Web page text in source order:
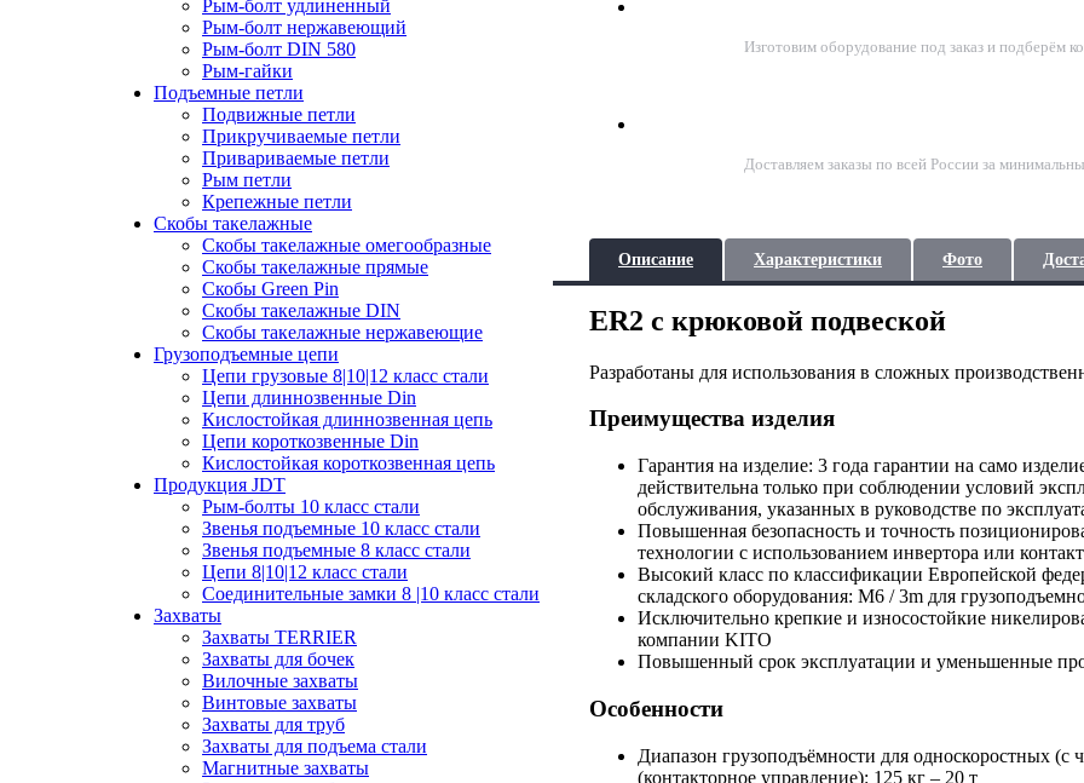
Рым-болт удлиненный
Рым-болт нержавеющий
Рым-болт DIN 580
Рым-гайки
Подъемные петли
Подвижные петли
Прикручиваемые петли
Привариваемые петли
Рым петли
Крепежные петли
Скобы такелажные
Скобы такелажные омегообразные
Скобы такелажные прямые
Скобы Green Pin
Скобы такелажные DIN
Скобы такелажные нержавеющие
Грузоподъемные цепи
Цепи грузовые 8|10|12 класс стали
Цепи длиннозвенные Din
Кислостойкая длиннозвенная цепь
Цепи короткозвенные Din
Кислостойкая короткозвенная цепь
Продукция JDT
Рым-болты 10 класс стали
Звенья подъемные 10 класс стали
Звенья подъемные 8 класс стали
Цепи 8|10|12 класс стали
Соединительные замки 8 |10 класс стали
Захваты
Захваты TERRIER
Захваты для бочек
Вилочные захваты
Винтовые захваты
Захваты для труб
Захваты для подъема стали
Магнитные захваты
Изготовим оборудование под заказ и подберём
Доставляем заказы по всей России за
Описание Характеристики Фото
ER2 c крюковой подвеской
Разработаны для использования в сложных
Преимущества изделия
Гарантия на изделие: 3 года гарантии на само
действительна только при соблюдении условий
обслуживания, указанных в руководстве по
Повышенная безопасность и точность
технологии с использованием инвертора или
Высокий класс по классификации Европейской
складского оборудования: M6 / 3m для
Исключительно крепкие и износостойкие
компании KITO
Повышенный срок эксплуатации и уменьшенные
Особенности
Диапазон грузоподъёмности для односкоростных (с
(контакторное управление): 125 кг – 20 т